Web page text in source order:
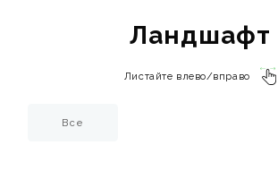
ГАРДЕРОБНЫЕ
ГАЛЕРЕЯ И ОТЗЫВЫ
Ландшафт
Листайте влево/вправо
Все